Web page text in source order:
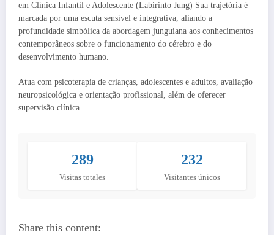
em Clínica Infantil e Adolescente (Labirinto Jung) Sua trajetória é
marcada por uma escuta sensível e integrativa, aliando a
profundidade simbólica da abordagem junguiana aos conhecimentos
contemporâneos sobre o funcionamento do cérebro e do
desenvolvimento humano.
Atua com psicoterapia de crianças, adolescentes e adultos, avaliação
neuropsicológica e orientação profissional, além de oferecer
supervisão clínica
289
Visitas totales
232
Visitantes únicos
Share this content: